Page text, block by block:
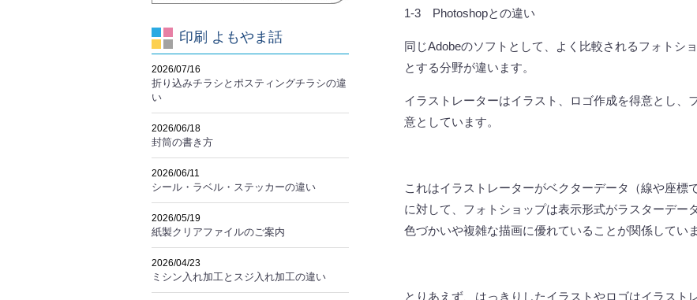
1-3 Photoshopとの違い
同じAdobeのソフトとして、よく比較されるフォトシ
とする分野が違います。
イラストレーターはイラスト、ロゴ作成を得意とし、
意としています。
これはイラストレーターがベクターデータ（線や座標
に対して、フォトショップは表示形式がラスターデー
色づかいや複雑な描画に優れていることが関係していま
とりあえず、はっきりしたイラストやロゴはイラスト
印刷 よもやま話
2026/07/16
折り込みチラシとポスティングチラシの違
い
2026/06/18
封筒の書き方
2026/06/11
シール・ラベル・ステッカーの違い
2026/05/19
紙製クリアファイルのご案内
2026/04/23
ミシン入れ加工とスジ入れ加工の違い